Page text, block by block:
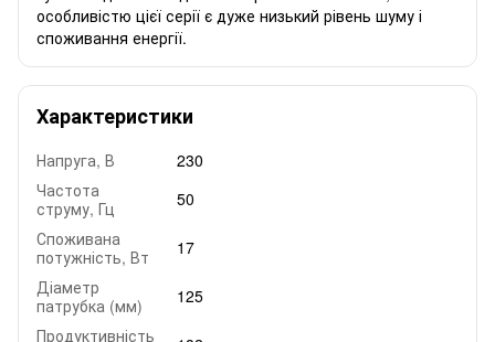
особливістю цієї серії є дуже низький рівень шуму і
споживання енергії.
Характеристики
Напруга, В
230
Частота
струму, Гц
50
Споживана
потужність, Вт
17
Діаметр
патрубка (мм)
125
Продуктивність